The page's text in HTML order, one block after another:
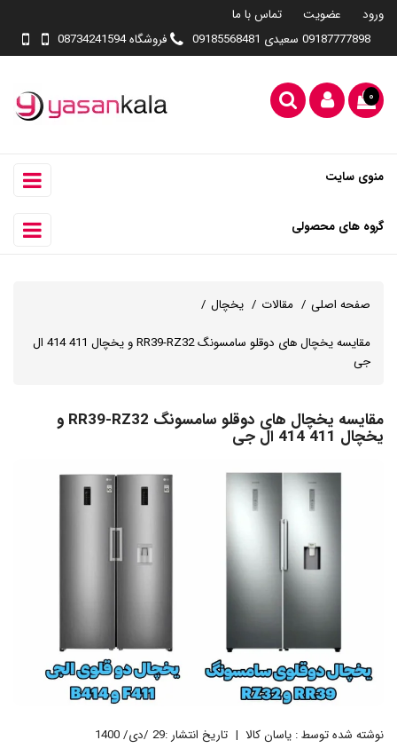
ورود عضویت
تماس با ما
09187777898 سعیدی 09185568481
فروشگاه 08734241594
۰
منوی سایت
گروه های محصولی
صفحه اصلی مقالات یخچال
مقایسه یخچال های دوقلو سامسونگ RR39-RZ32 و یخچال 411 414 ال
جی
مقایسه یخچال های دوقلو سامسونگ RR39-RZ32 و
یخچال 411 414 ال جی
نوشته شده توسط : یاسان کالا
تاریخ انتشار :29 /دی/ 1400